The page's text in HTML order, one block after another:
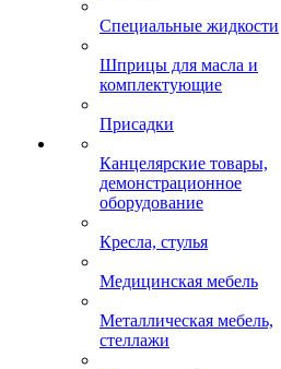
Специальные жидкости
Шприцы для масла и
комплектующие
Присадки
Канцелярские товары,
демонстрационное
оборудование
Кресла, стулья
Медицинская мебель
Металлическая мебель,
стеллажи